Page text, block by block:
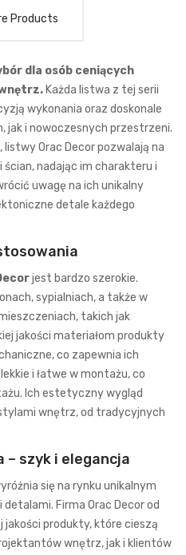
dla osób ceniących
Każda listwa z tej serii
wykonania oraz doskonale
jak i nowoczesnych przestrzeni.
Orac Decor pozwalają na
nadając im charakteru i
uwagę na ich unikalny
detale każdego
jest bardzo szerokie.
sypialniach, a także w
takich jak
jakości materiałom produkty
co zapewnia ich
i łatwe w montażu, co
Ich estetyczny wygląd
wnętrz, od tradycyjnych
szyk i elegancja
się na rynku unikalnym
Firma Orac Decor od
produkty, które cieszą
wnętrz, jak i klientów
Products